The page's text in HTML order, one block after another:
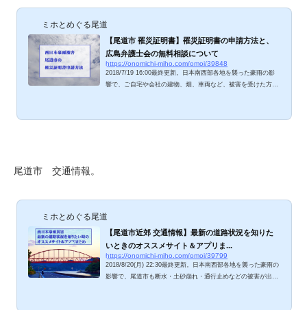
ミホとめぐる尾道
【尾道市 罹災証明書】罹災証明書の申請方法と、
広島弁護士会の無料相談について
https://onomichi-miho.com/omoi/39848
2018/7/19 16:00最終更新。日本南西部各地を襲った豪雨の影
響で、ご自宅や会社の建物、畑、車両など、被害を受けた方が
いを自治体が認定し、「罹災証明書」を発行してくれれば、税
尾道市 交通情報。
ミホとめぐる尾道
【尾道市近郊 交通情報】最新の道路状況を知りた
いときのオススメサイト＆アプリま...
https://onomichi-miho.com/omoi/39799
2018/8/20(月) 22:30最終更新。日本南西部各地を襲った豪雨の
影響で、尾道市も断水・土砂崩れ・通行止めなどの被害が出て